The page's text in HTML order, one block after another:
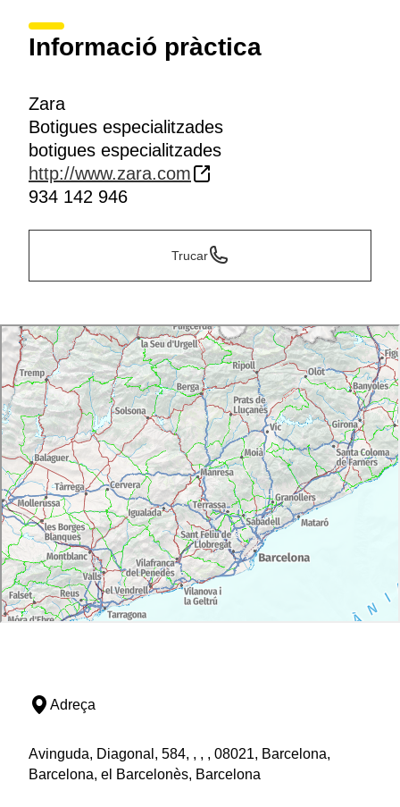
Informació pràctica
Zara
Botigues especialitzades
botigues especialitzades
http://www.zara.com
934 142 946
Trucar
Adreça
Avinguda, Diagonal, 584, , , , 08021, Barcelona,
Barcelona, el Barcelonès, Barcelona